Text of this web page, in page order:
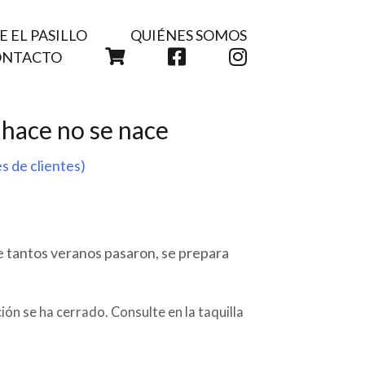
EL PASILLO
QUIÉNES SOMOS
CARRITO FACEBOOKINSTAGRAM
no se nace
de clientes)
tantos veranos pasaron, se prepara
se ha cerrado. Consulte en la taquilla